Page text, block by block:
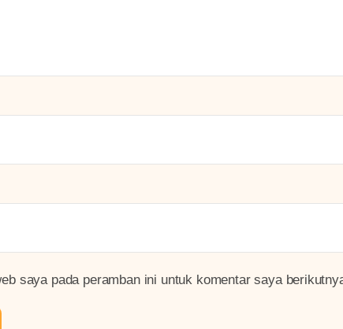
saya pada peramban ini untuk komentar saya